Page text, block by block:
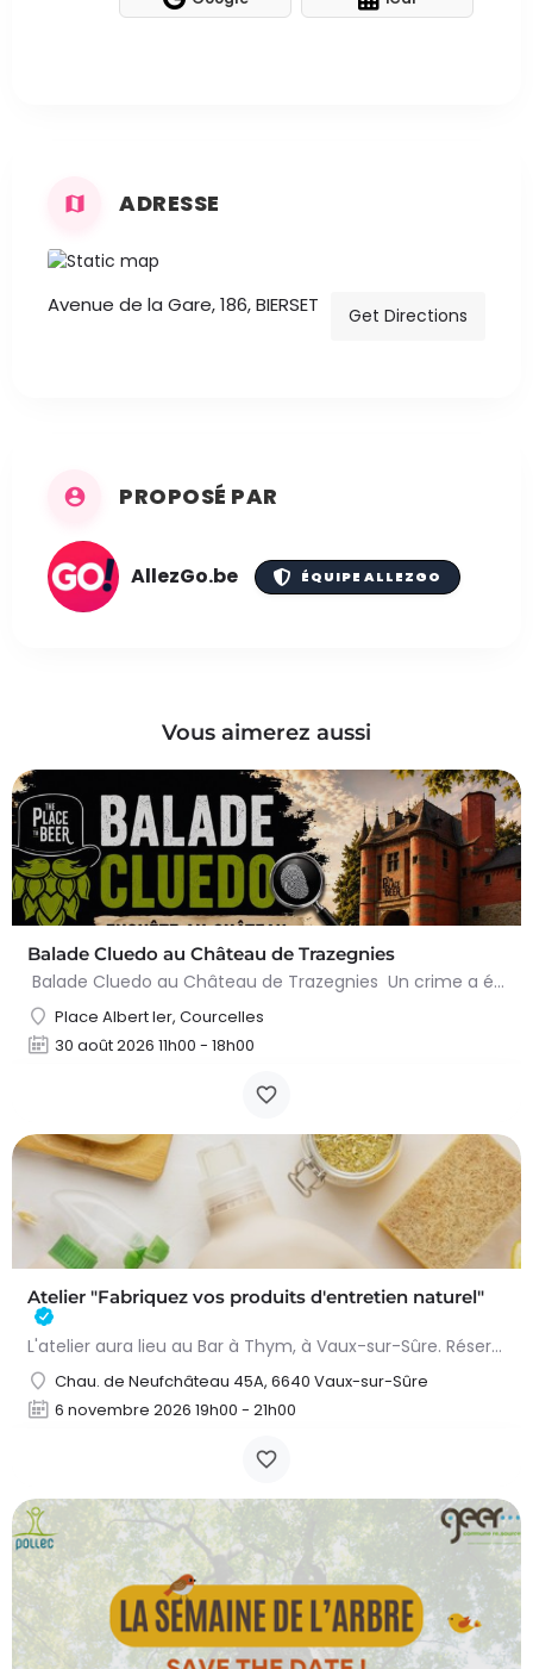
ADRESSE
Avenue de la Gare, 186, BIERSET Get Directions
PROPOSÉ PAR
AllezGo.be ÉQUIPE ALLEZGO
Vous aimerez aussi
Balade Cluedo au Château de Trazegnies
Balade Cluedo au Château de Trazegnies Un crime a été commis au Château de Trazegnies… À vous de résoudre…
Place Albert Ier, Courcelles
30 août 2026 11h00 - 18h00
Atelier "Fabriquez vos produits d'entretien naturel"
L'atelier aura lieu au Bar à Thym, à Vaux-sur-Sûre. Réservation :
Chau. de Neufchâteau 45A, 6640 Vaux-sur-Sûre
6 novembre 2026 19h00 - 21h00